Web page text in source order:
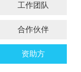
工作团队
合作伙伴
资助方